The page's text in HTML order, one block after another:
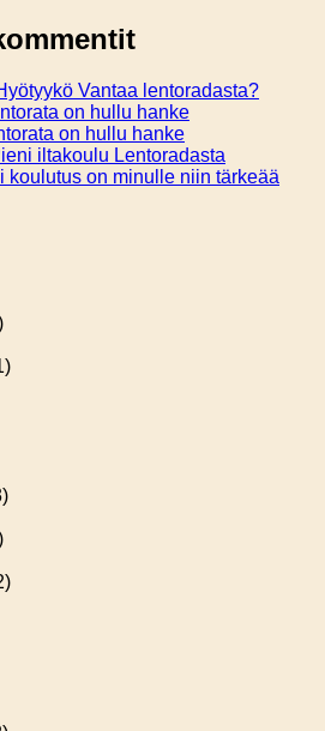
Vantaa lentoradasta?
on hullu hanke
on hullu hanke
iltakoulu Lentoradasta
koulutus on minulle niin tärkeää